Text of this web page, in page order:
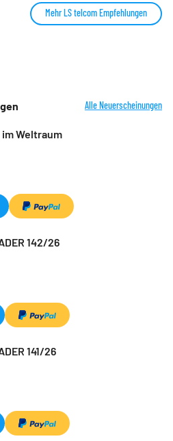
Mehr LS telcom Empfehlungen
Alle Neuerscheinungen
Weltraum
142/26
141/26